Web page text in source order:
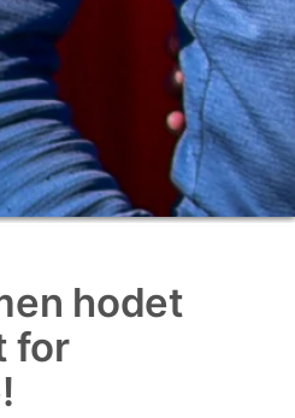
hodet
for